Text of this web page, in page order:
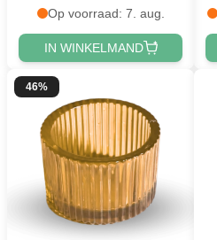
Op voorraad: 7. aug.
IN WINKELMAND
46%